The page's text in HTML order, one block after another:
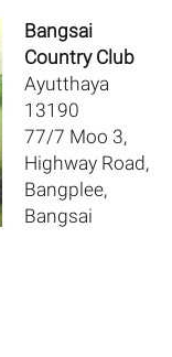
Bangsai
Country Club
Ayutthaya
13190
77/7 Moo 3,
Highway Road,
Bangplee,
Bangsai